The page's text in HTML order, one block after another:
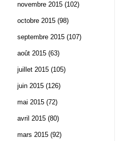
novembre 2015 (102)
octobre 2015 (98)
septembre 2015 (107)
août 2015 (63)
juillet 2015 (105)
juin 2015 (126)
mai 2015 (72)
avril 2015 (80)
mars 2015 (92)